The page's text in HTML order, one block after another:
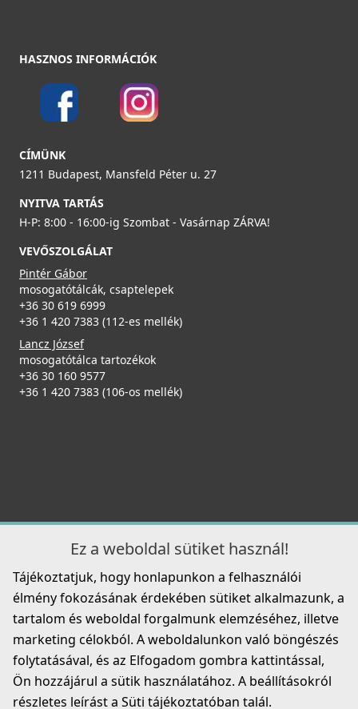
HASZNOS INFORMÁCIÓK
CÍMÜNK
1211 Budapest, Mansfeld Péter u. 27
NYITVA TARTÁS
H-P: 8:00 - 16:00-ig Szombat - Vasárnap ZÁRVA!
VEVŐSZOLGÁLAT
Pintér Gábor
mosogatótálcák, csaptelepek
+36 30 619 6999
+36 1 420 7383 (112-es mellék)
Lancz József
mosogatótálca tartozékok
+36 30 160 9577
+36 1 420 7383 (106-os mellék)
Ez a weboldal sütiket használ!
Tájékoztatjuk, hogy honlapunkon a felhasználói
élmény fokozásának érdekében sütiket alkalmazunk, a
tartalom és weboldal forgalmunk elemzéséhez, illetve
marketing célokból. A weboldalunkon való böngészés
folytatásával, és az Elfogadom gombra kattintással,
Ön hozzájárul a sütik használatához. A beállításokról
részletes leírást a Süti tájékoztatóban talál.